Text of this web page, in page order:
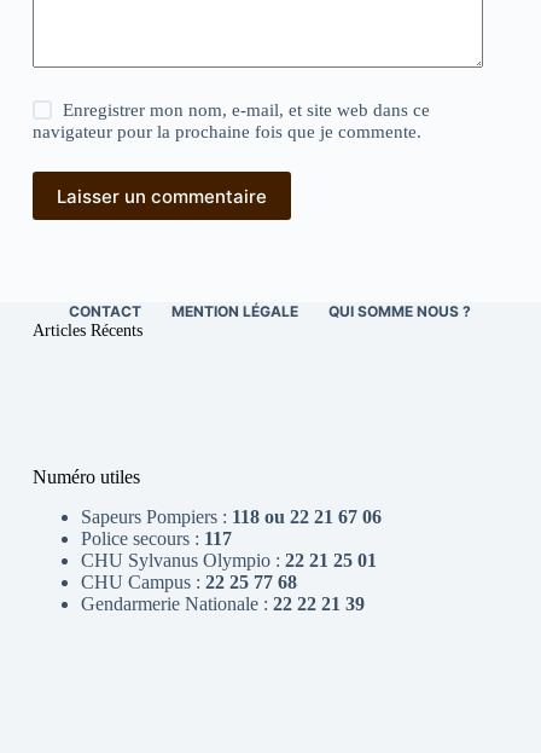
Enregistrer mon nom, e-mail, et site web dans ce
navigateur pour la prochaine fois que je commente.
Laisser un commentaire
CONTACT MENTION LÉGALE QUI SOMME NOUS ?
Articles Récents
Numéro utiles
Sapeurs Pompiers : 118 ou 22 21 67 06
Police secours : 117
CHU Sylvanus Olympio : 22 21 25 01
CHU Campus : 22 25 77 68
Gendarmerie Nationale : 22 22 21 39